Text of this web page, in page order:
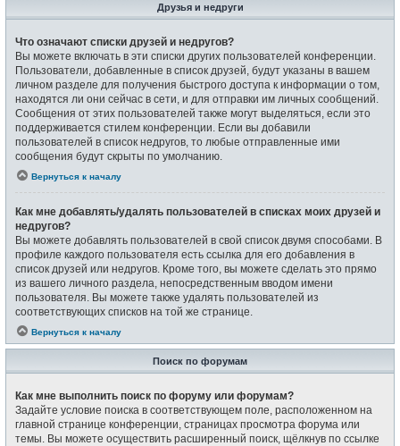
Друзья и недруги
Что означают списки друзей и недругов?
Вы можете включать в эти списки других пользователей конференции.
Пользователи, добавленные в список друзей, будут указаны в вашем
личном разделе для получения быстрого доступа к информации о том,
находятся ли они сейчас в сети, и для отправки им личных сообщений.
Сообщения от этих пользователей также могут выделяться, если это
поддерживается стилем конференции. Если вы добавили
пользователей в список недругов, то любые отправленные ими
сообщения будут скрыты по умолчанию.
Вернуться к началу
Как мне добавлять/удалять пользователей в списках моих друзей и
недругов?
Вы можете добавлять пользователей в свой список двумя способами. В
профиле каждого пользователя есть ссылка для его добавления в
список друзей или недругов. Кроме того, вы можете сделать это прямо
из вашего личного раздела, непосредственным вводом имени
пользователя. Вы можете также удалять пользователей из
соответствующих списков на той же странице.
Вернуться к началу
Поиск по форумам
Как мне выполнить поиск по форуму или форумам?
Задайте условие поиска в соответствующем поле, расположенном на
главной странице конференции, страницах просмотра форума или
темы. Вы можете осуществить расширенный поиск, щёлкнув по ссылке